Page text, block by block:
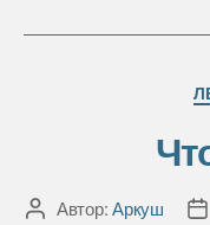
k
т
АвторАвтор:Аркуш